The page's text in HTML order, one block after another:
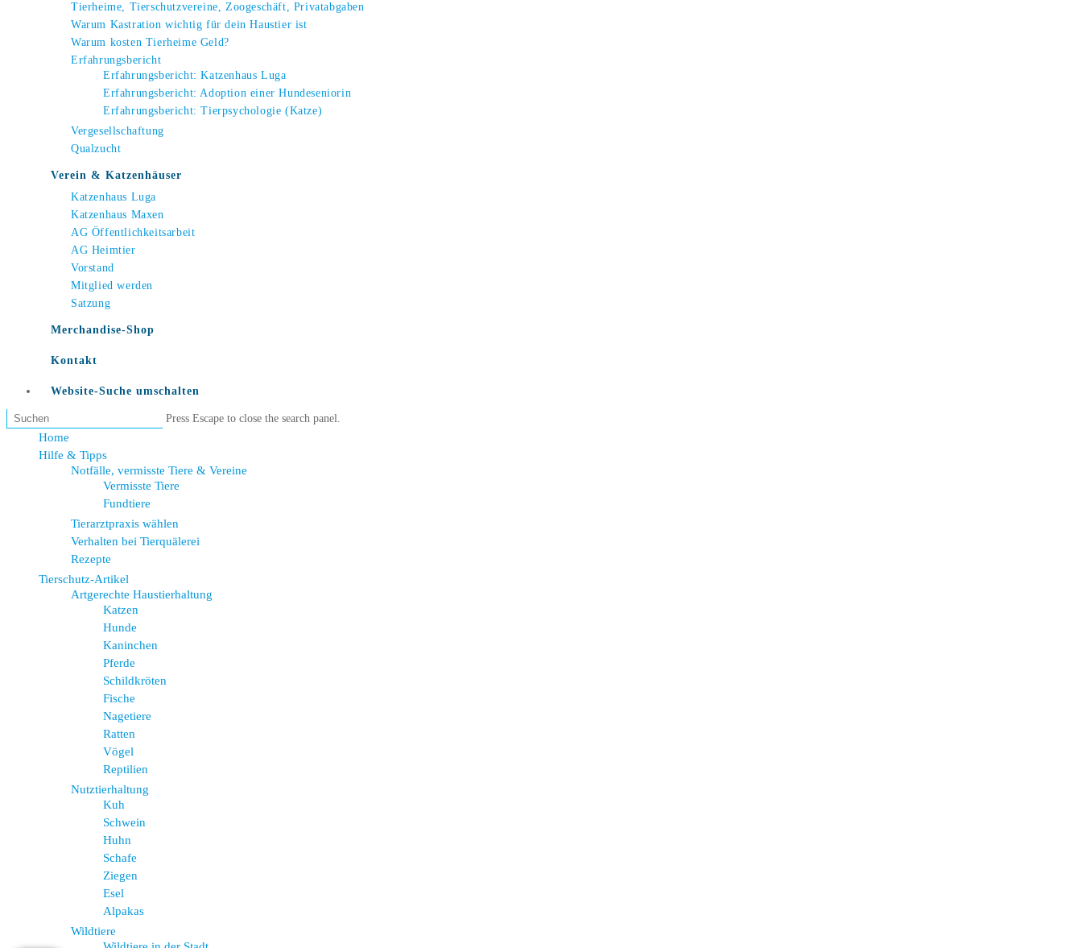
Tierheime, Tierschutzvereine, Zoogeschäft, Privatabgaben
Warum Kastration wichtig für dein Haustier ist
Warum kosten Tierheime Geld?
Erfahrungsbericht
Erfahrungsbericht: Katzenhaus Luga
Erfahrungsbericht: Adoption einer Hundeseniorin
Erfahrungsbericht: Tierpsychologie (Katze)
Vergesellschaftung
Qualzucht
Verein & Katzenhäuser
Katzenhaus Luga
Katzenhaus Maxen
AG Öffentlichkeitsarbeit
AG Heimtier
Vorstand
Mitglied werden
Satzung
Merchandise-Shop
Kontakt
Website-Suche umschalten
Press Escape to close the search panel.
Home
Hilfe & Tipps
Notfälle, vermisste Tiere & Vereine
Vermisste Tiere
Fundtiere
Tierarztpraxis wählen
Verhalten bei Tierquälerei
Rezepte
Tierschutz-Artikel
Artgerechte Haustierhaltung
Katzen
Hunde
Kaninchen
Pferde
Schildkröten
Fische
Nagetiere
Ratten
Vögel
Reptilien
Nutztierhaltung
Kuh
Schwein
Huhn
Schafe
Ziegen
Esel
Alpakas
Wildtiere